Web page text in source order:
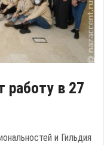
работу в 27
и Гильдия